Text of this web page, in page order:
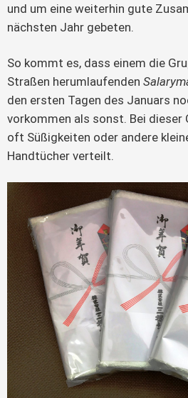
und um eine weiterhin gute
nächsten Jahr gebeten.
So kommt es, dass einem die
Straßen herumlaufenden
den ersten Tagen des Januars
vorkommen als sonst. Bei dieser
oft Süßigkeiten oder andere
Handtücher verteilt.